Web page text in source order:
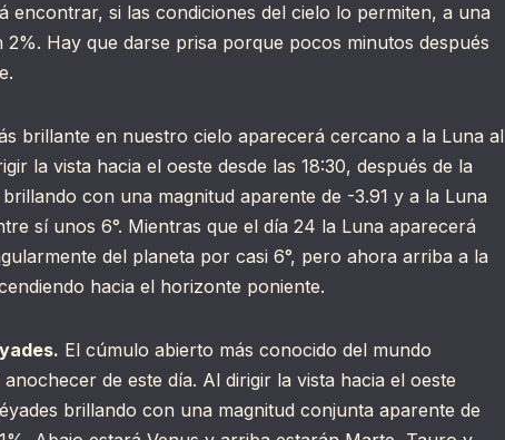
encontrar, si las condiciones del cielo lo permiten, a una
Hay que darse prisa porque pocos minutos después
brillante en nuestro cielo aparecerá cercano a la Luna al
la vista hacia el oeste desde las 18:30, después de la
con una magnitud aparente de -3.91 y a la Luna
sí unos 6°. Mientras que el día 24 la Luna aparecerá
del planeta por casi 6°, pero ahora arriba a la
hacia el horizonte poniente.
El cúmulo abierto más conocido del mundo
de este día. Al dirigir la vista hacia el oeste
brillando con una magnitud conjunta aparente de